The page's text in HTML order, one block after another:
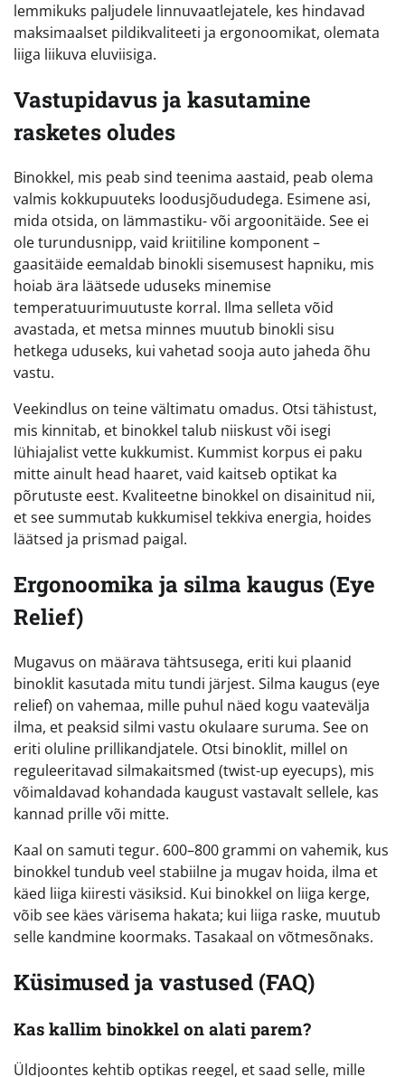
lemmikuks paljudele linnuvaatlejatele, kes hindavad
maksimaalset pildikvaliteeti ja ergonoomikat, olemata
liiga liikuva eluviisiga.
Vastupidavus ja kasutamine
rasketes oludes
Binokkel, mis peab sind teenima aastaid, peab olema
valmis kokkupuuteks loodusjõududega. Esimene asi,
mida otsida, on lämmastiku- või argoonitäide. See ei
ole turundusnipp, vaid kriitiline komponent –
gaasitäide eemaldab binokli sisemusest hapniku, mis
hoiab ära läätsede uduseks minemise
temperatuurimuutuste korral. Ilma selleta võid
avastada, et metsa minnes muutub binokli sisu
hetkega uduseks, kui vahetad sooja auto jaheda õhu
vastu.
Veekindlus on teine vältimatu omadus. Otsi tähistust,
mis kinnitab, et binokkel talub niiskust või isegi
lühiajalist vette kukkumist. Kummist korpus ei paku
mitte ainult head haaret, vaid kaitseb optikat ka
põrutuste eest. Kvaliteetne binokkel on disainitud nii,
et see summutab kukkumisel tekkiva energia, hoides
läätsed ja prismad paigal.
Ergonoomika ja silma kaugus (Eye
Relief)
Mugavus on määrava tähtsusega, eriti kui plaanid
binoklit kasutada mitu tundi järjest. Silma kaugus (eye
relief) on vahemaa, mille puhul näed kogu vaatevälja
ilma, et peaksid silmi vastu okulaare suruma. See on
eriti oluline prillikandjatele. Otsi binoklit, millel on
reguleeritavad silmakaitsmed (twist-up eyecups), mis
võimaldavad kohandada kaugust vastavalt sellele, kas
kannad prille või mitte.
Kaal on samuti tegur. 600–800 grammi on vahemik, kus
binokkel tundub veel stabiilne ja mugav hoida, ilma et
käed liiga kiiresti väsiksid. Kui binokkel on liiga kerge,
võib see käes värisema hakata; kui liiga raske, muutub
selle kandmine koormaks. Tasakaal on võtmesõnaks.
Küsimused ja vastused (FAQ)
Kas kallim binokkel on alati parem?
Üldjoontes kehtib optikas reegel, et saad selle, mille